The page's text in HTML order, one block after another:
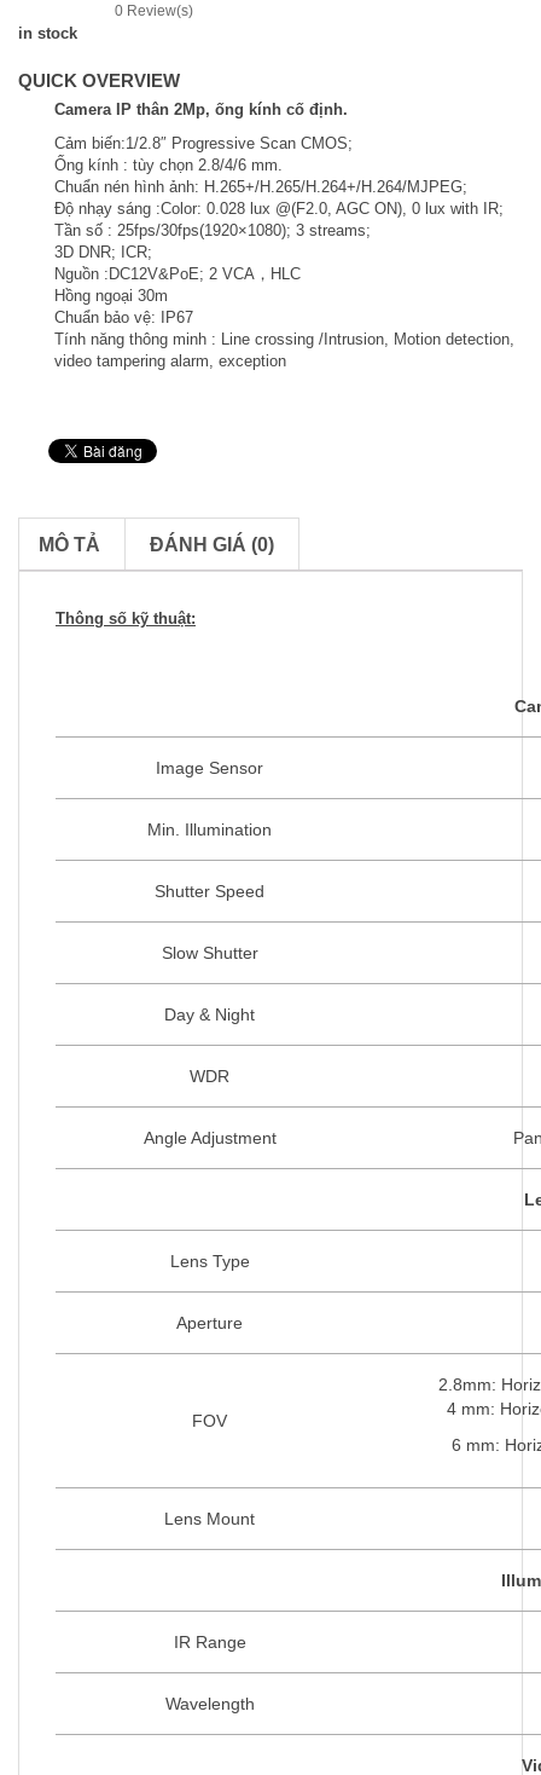
0 Review(s)
in stock
QUICK OVERVIEW
Camera IP thân 2Mp, ống kính cố định.
Cảm biến:1/2.8″ Progressive Scan CMOS;
Ống kính : tùy chọn 2.8/4/6 mm.
Chuẩn nén hình ảnh: H.265+/H.265/H.264+/H.264/MJPEG;
Độ nhạy sáng :Color: 0.028 lux @(F2.0, AGC ON), 0 lux with IR;
Tần số : 25fps/30fps(1920×1080); 3 streams;
3D DNR; ICR;
Nguồn :DC12V&PoE; 2 VCA，HLC
Hồng ngoại 30m
Chuẩn bảo vệ: IP67
Tính năng thông minh : Line crossing /Intrusion, Motion detection,
video tampering alarm, exception
MÔ TẢ ĐÁNH GIÁ (0)
Thông số kỹ thuật:
Image Sensor
Min. Illumination
Shutter Speed
Slow Shutter
Day & Night
WDR
Angle Adjustment
Lens Type
Aperture
FOV
2.8mm:
4 mm:
6 mm:
Lens Mount
IR Range
Wavelength